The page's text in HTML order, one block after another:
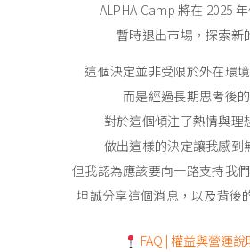
ALPHA Camp 將在 2025
暫時退出市場，探索新
這個決定並非受限於外在環
而是經過長期思考後
對於這個傾注了熱情與理
做出這樣的決定讓我感到
但我認為應該要向一路支持我
坦誠分享這個消息，以及背後
FAQ | 權益與營運說